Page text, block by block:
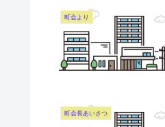
町会より
町会長あいさつ